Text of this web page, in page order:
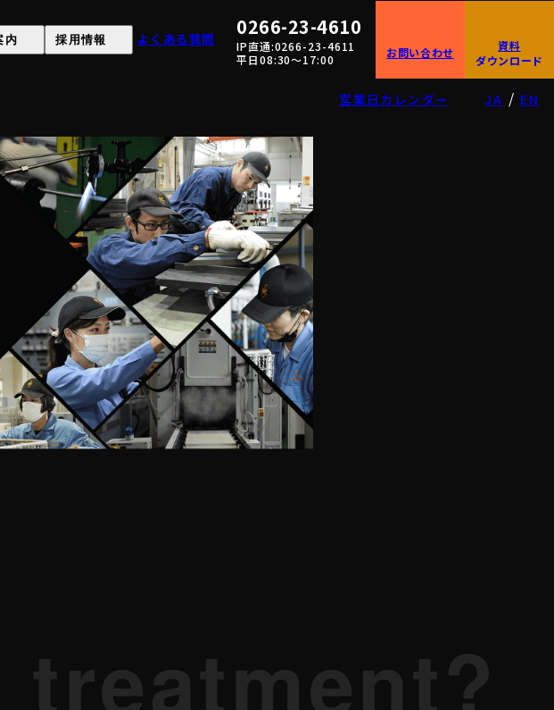
内 採用情報
用応募
場見学申し込み(就職希望の方)
よくある質問 0266-23-4610
IP直通:0266-23-4611
平日08:30〜17:00
お問い合わせ
資料
ダウンロード
営業日カレンダー JA / EN
treatment?